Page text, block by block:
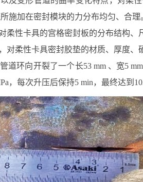
施加在密封模块的力分布均匀、合理
柔性卡具的宫格密封板的分布结构
对柔性卡具密封胶垫的材质、厚度、
道环向开裂了一个长53 mm 、宽5
，每次升压后保持5 min，最终达到